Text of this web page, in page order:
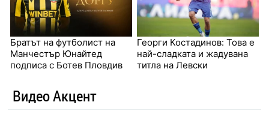
Братът на футболист на
Манчестър Юнайтед
подписа с Ботев Пловдив
Георги Костадинов: Това е
най-сладката и жадувана
титла на Левски
Видео Акцент